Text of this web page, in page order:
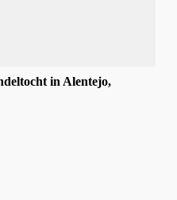
in Alentejo,